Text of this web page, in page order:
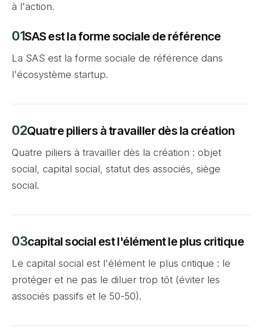
à l'action.
SAS est la forme sociale de référence
La SAS est la forme sociale de référence dans
l'écosystème startup.
Quatre piliers à travailler dès la création
Quatre piliers à travailler dès la création : objet
social, capital social, statut des associés, siège
social.
capital social est l'élément le plus critique
Le capital social est l'élément le plus critique : le
protéger et ne pas le diluer trop tôt (éviter les
associés passifs et le 50-50).